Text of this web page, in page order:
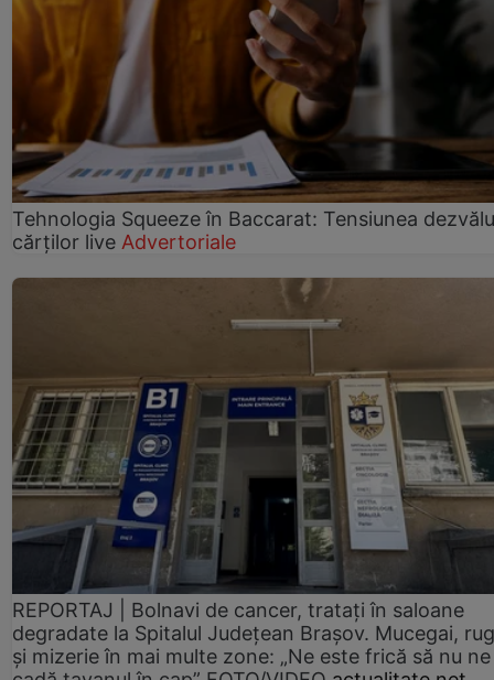
Tehnologia Squeeze în Baccarat: Tensiunea
cărților live Advertoriale
REPORTAJ | Bolnavi de cancer, tratați în saloane
degradate la Spitalul Județean Brașov. Mucegai,
și mizerie în mai multe zone: „Ne este frică să nu ne